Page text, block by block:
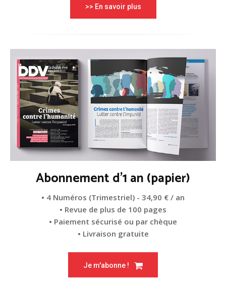
>> En savoir plus
Abonnement d'1 an (papier)
• 4 Numéros (Trimestriel) - 34,90 € / an
• Revue de plus de 100 pages
• Paiement sécurisé ou par chèque
• Livraison gratuite
Je m'abonne !